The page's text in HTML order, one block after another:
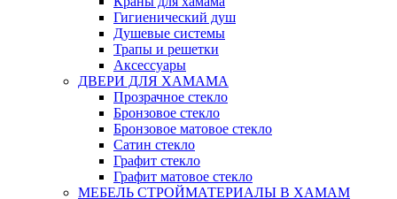
Гигиенический душ
Душевые системы
Трапы и решетки
Аксессуары
ДВЕРИ ДЛЯ ХАМАМА
Прозрачное стекло
Бронзовое стекло
Бронзовое матовое стекло
Сатин стекло
Графит стекло
Графит матовое стекло
МЕБЕЛЬ СТРОЙМАТЕРИАЛЫ В ХАМАМ